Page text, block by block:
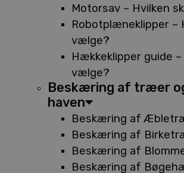
Motorsav – Hvilken
Robotplæneklipper –
vælge?
Hækkeklipper guide –
vælge?
Beskæring af træer
haven
Beskæring af
Beskæring af
Beskæring af
Beskæring af